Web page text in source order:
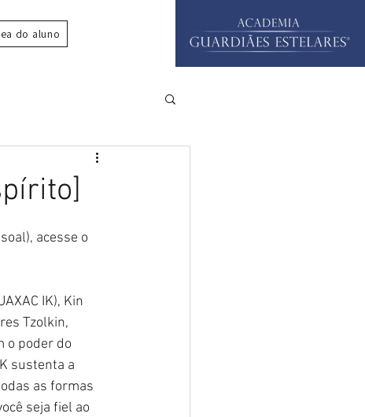
do aluno
acesse o
IK), Kin
Tzolkin,
o poder do
sustenta a
as formas
seja fiel ao